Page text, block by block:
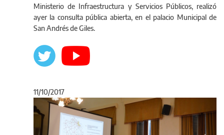
Ministerio de Infraestructura y Servicios Públicos, realizó
ayer la consulta pública abierta, en el palacio Municipal de
San Andrés de Giles.
11/10/2017
Anterior